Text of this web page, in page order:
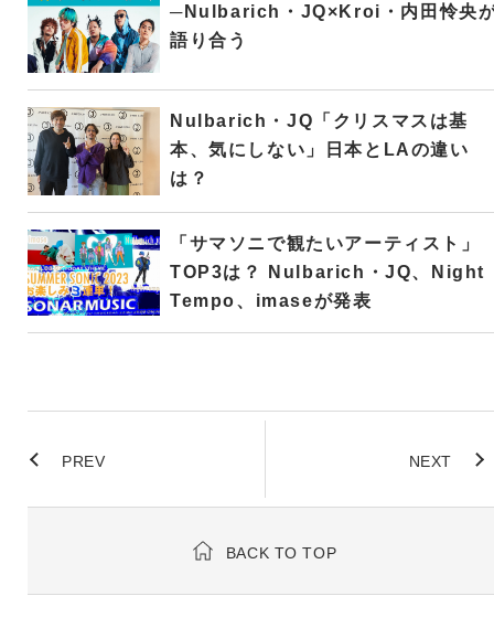
─Nulbarich・JQ×Kroi・内田怜央
語り合う
Nulbarich・JQ「クリスマスは基
本、気にしない」日本とLAの違い
は？
「サマソニで観たいアーティスト」
TOP3は？ Nulbarich・JQ、Night
Tempo、imaseが発表
PREV NEXT
BACK TO TOP